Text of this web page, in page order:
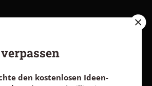
den kostenlosen Ideen-